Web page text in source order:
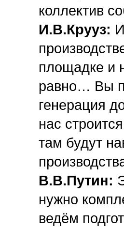
коллектив
И.В.Крууз:
площадке и
равно… Вы
генерация
нас
там будут
В.В.Путин:
нужно
ведём